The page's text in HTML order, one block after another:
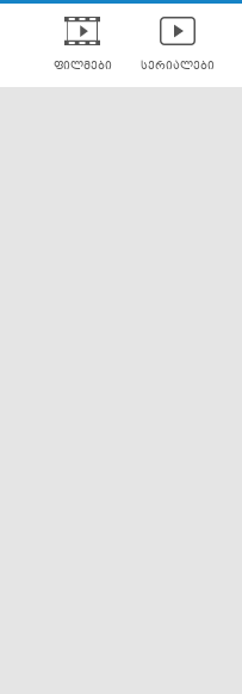
ფილმები სერიალები